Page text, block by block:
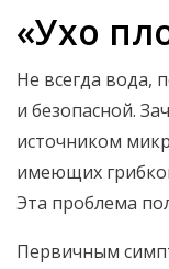
«Ухо
Не всегда вода,
и безопасной.
источником
имеющих
Эта проблема
Первичным